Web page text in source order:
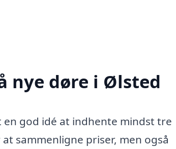
nye døre i Ølsted
god idé at indhente mindst tre
sammenligne priser, men også